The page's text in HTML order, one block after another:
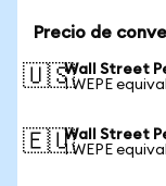
Precio de
🇺🇸Wall Street
1 WEPE
🇪🇺Wall Street
1 WEPE